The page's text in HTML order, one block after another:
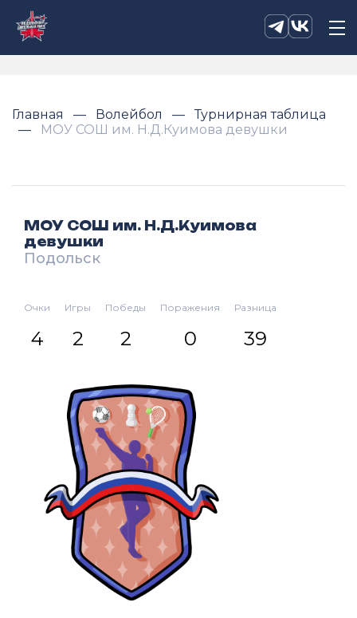
Главная Волейбол
Турнирная таблица
МОУ СОШ им. Н.Д.Куимова девушки
МОУ СОШ им. Н.Д.Куимова
девушки
Подольск
Очки
4
Игры
2
Победы
2
Поражения
0
Разница
39